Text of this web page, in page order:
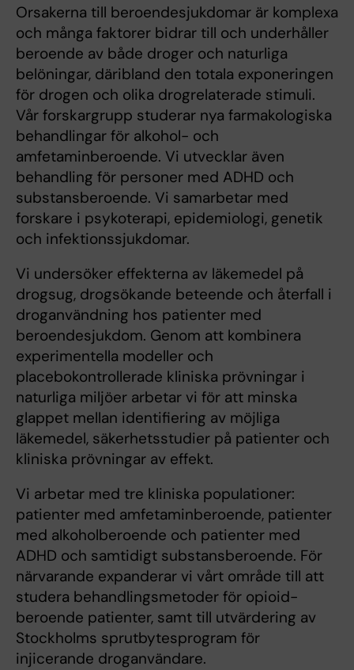
Orsakerna till beroendesjukdomar är komplexa
och många faktorer bidrar till och underhåller
beroende av både droger och naturliga
belöningar, däribland den totala exponeringen
för drogen och olika drogrelaterade stimuli.
Vår forskargrupp studerar nya farmakologiska
behandlingar för alkohol- och
amfetaminberoende. Vi utvecklar även
behandling för personer med ADHD och
substansberoende. Vi samarbetar med
forskare i psykoterapi, epidemiologi, genetik
och infektionssjukdomar.
Vi undersöker effekterna av läkemedel på
drogsug, drogsökande beteende och återfall i
droganvändning hos patienter med
beroendesjukdom. Genom att kombinera
experimentella modeller och
placebokontrollerade kliniska prövningar i
naturliga miljöer arbetar vi för att minska
glappet mellan identifiering av möjliga
läkemedel, säkerhetsstudier på patienter och
kliniska prövningar av effekt.
Vi arbetar med tre kliniska populationer:
patienter med amfetaminberoende, patienter
med alkoholberoende och patienter med
ADHD och samtidigt substansberoende. För
närvarande expanderar vi vårt område till att
studera behandlingsmetoder för opioid-
beroende patienter, samt till utvärdering av
Stockholms sprutbytesprogram för
injicerande droganvändare.